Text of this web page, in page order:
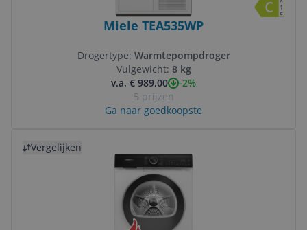
Miele TEA535WP
Drogertype: Warmtepompdroger
Vulgewicht: 8 kg
v.a. € 989,00
-2%
5 prijzen
Ga naar goedkoopste
Vergelijken